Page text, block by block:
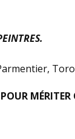
MÉRITER